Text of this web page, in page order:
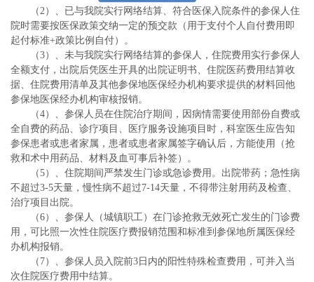
（2）、已与我院实行网络结算、符合医保入院条件的参保人住
院时需要按医保政策交纳一定的预交款（用于支付个人自付费用即
起付标准+政策比例自付）。
（3）、未与我院实行网络结算的参保人，住院费用实行参保人
全额支付，出院后凭医生开具的出院证明书、住院医药费用结算收
据、住院费用清单及其他参保地医保经办机构要求提供的材料回他
参保地医保经办机构审核报销。
（4）、参保人员在住院治疗期间，因病情需要使用部份自费或
全自费的药品、诊疗项目、医疗服务设施项目时，科室医生应告知
参保患者或患者家属，患者或患者家属签字确认后，方能使用（抢
救和术中用药品、材料及血可事后补签）。
（5）、住院期间严禁发生门诊或急诊费用。出院带药；急性病
不超过3-5天量，慢性病不超过7-14天量，不得带注射用药及检查、
治疗项目出院。
（6）、参保人（城镇职工）在门诊抢救无效死亡发生的门诊费
用，可比照一次性住院医疗费报销范围和标准到参保地所属医保经
办机构报销。
（7）、参保人员入院前3日内的阳性特殊检查费用，可并入当
次住院医疗费用中结算。